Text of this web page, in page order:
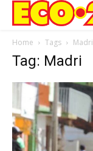
Home Tags Madri
Tag: Madri